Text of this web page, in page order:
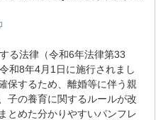
る法律（令和6年法律第33
和8年4月1日に施行されまし
保するため、離婚等に伴う親
子の養育に関するルールが改
とめた分かりやすいパンフレ